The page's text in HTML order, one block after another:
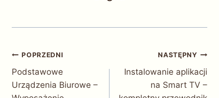
Nawigacja
wpisu
POPRZEDNI
Podstawowe
Urządzenia Biurowe –
NASTĘPNY
Instalowanie aplikacji
na Smart TV –